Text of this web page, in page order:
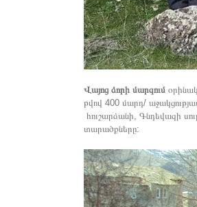
Վայոց ձորի մարզում
թվով 400 մարդ/
հուշարձանի, Գնդեվազի
տարածքները: